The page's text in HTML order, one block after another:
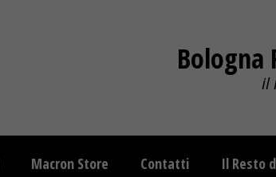
Bologna
il
Macron Store Contatti Il Resto